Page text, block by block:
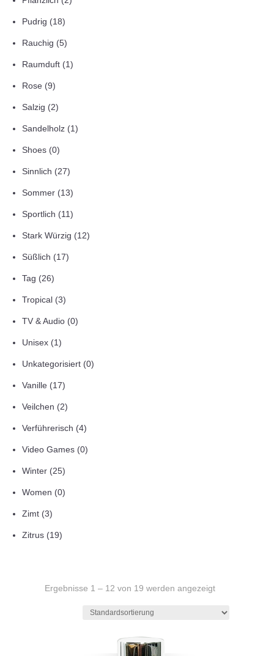
Pudrig (18)
Rauchig (5)
Raumduft (1)
Rose (9)
Salzig (2)
Sandelholz (1)
Shoes (0)
Sinnlich (27)
Sommer (13)
Sportlich (11)
Stark Würzig (12)
Süßlich (17)
Tag (26)
Tropical (3)
TV & Audio (0)
Unisex (1)
Unkategorisiert (0)
Vanille (17)
Veilchen (2)
Verführerisch (4)
Video Games (0)
Winter (25)
Women (0)
Zimt (3)
Zitrus (19)
Ergebnisse 1 – 12 von 19 werden angezeigt